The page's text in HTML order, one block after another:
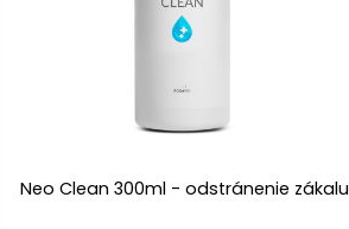
Neo Clean 300ml - odstránenie zákalu